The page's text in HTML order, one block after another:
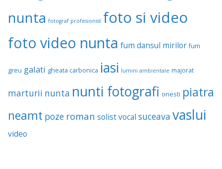
nunta fotograf profesionist foto si video
foto video nunta fum dansul mirilor fum
greu galati gheata carbonica iasi lumini ambientale majorat
marturii nunta nunti fotografi onesti piatra
neamt poze roman solist vocal suceava vaslui
video